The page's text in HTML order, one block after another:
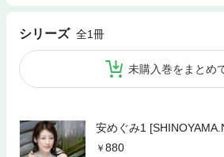
シリーズ 全1冊
未購入巻をまとめ
安めぐみ1
880